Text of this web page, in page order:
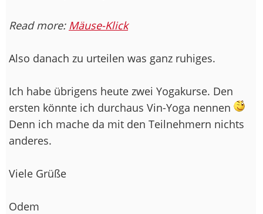
Read more: Mäuse-Klick
Also danach zu urteilen was ganz ruhiges.
Ich habe übrigens heute zwei Yogakurse. Den
ersten könnte ich durchaus Vin-Yoga nennen
Denn ich mache da mit den Teilnehmern nichts
anderes.
Viele Grüße
Odem